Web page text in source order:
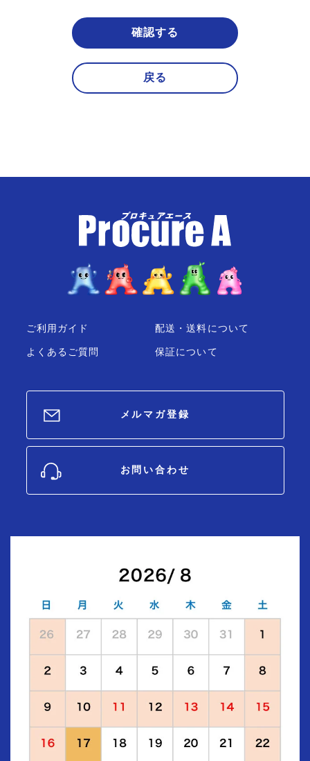
戻る
確認する
ご利用ガイド
よくあるご質問
配送・送料について
保証について
メルマガ登録
お問い合わせ